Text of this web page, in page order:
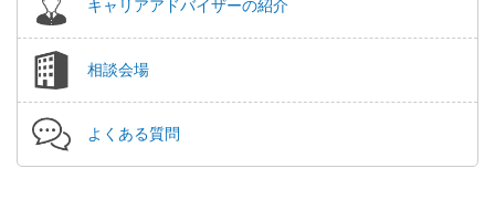
キャリアアドバイザーの紹介
相談会場
よくある質問